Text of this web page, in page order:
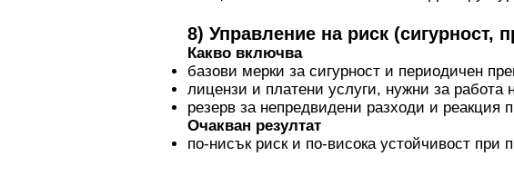
8) Управление на риск (сигурност,
Какво включва
базови мерки за сигурност и периодичен
лицензи и платени услуги, нужни за работа
резерв за непредвидени разходи и реакция
Очакван резултат
по-нисък риск и по-висока устойчивост при